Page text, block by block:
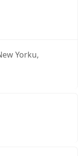
Yorku,